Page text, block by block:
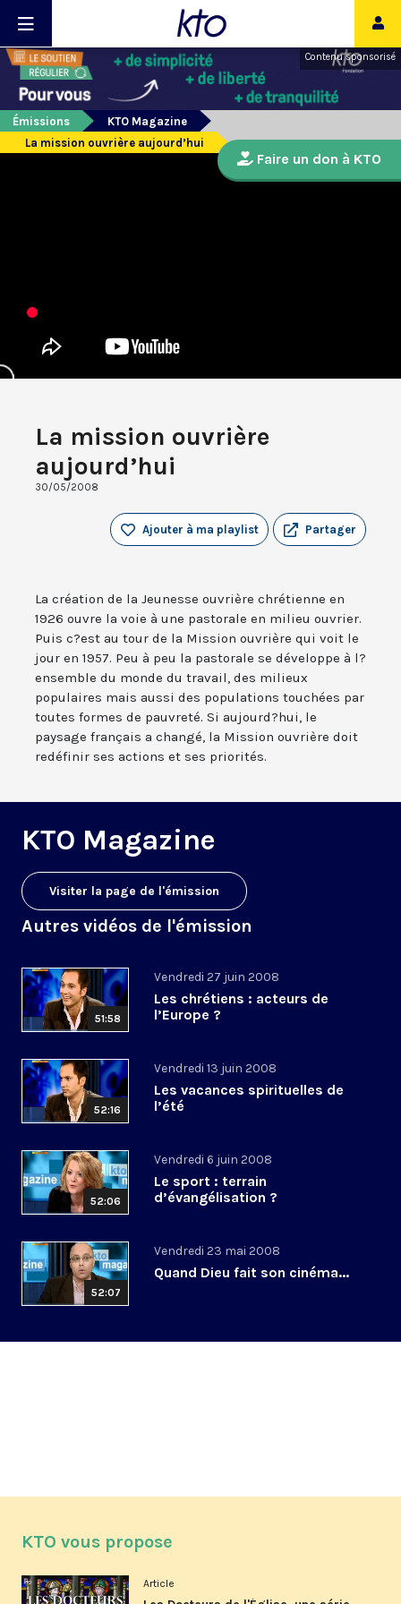
Contenu sponsorisé
Émissions
KTO Magazine
La mission ouvrière aujourd’hui
La mission ouvrière
aujourd’hui
30/05/2008
Partager
Ajouter à ma playlist
La création de la Jeunesse ouvrière chrétienne en
1926 ouvre la voie à une pastorale en milieu ouvrier.
Puis c?est au tour de la Mission ouvrière qui voit le
jour en 1957. Peu à peu la pastorale se développe à l?
ensemble du monde du travail, des milieux
populaires mais aussi des populations touchées par
toutes formes de pauvreté. Si aujourd?hui, le
paysage français a changé, la Mission ouvrière doit
redéfinir ses actions et ses priorités.
KTO Magazine
Visiter la page de l'émission
Autres vidéos de l'émission
51:58
Vendredi 27 juin 2008
Les chrétiens : acteurs de
l’Europe ?
52:16
Vendredi 13 juin 2008
Les vacances spirituelles de
l’été
52:06
Vendredi 6 juin 2008
Le sport : terrain
d’évangélisation ?
52:07
Vendredi 23 mai 2008
Quand Dieu fait son cinéma...
Faire un don à KTO
KTO vous propose
Article